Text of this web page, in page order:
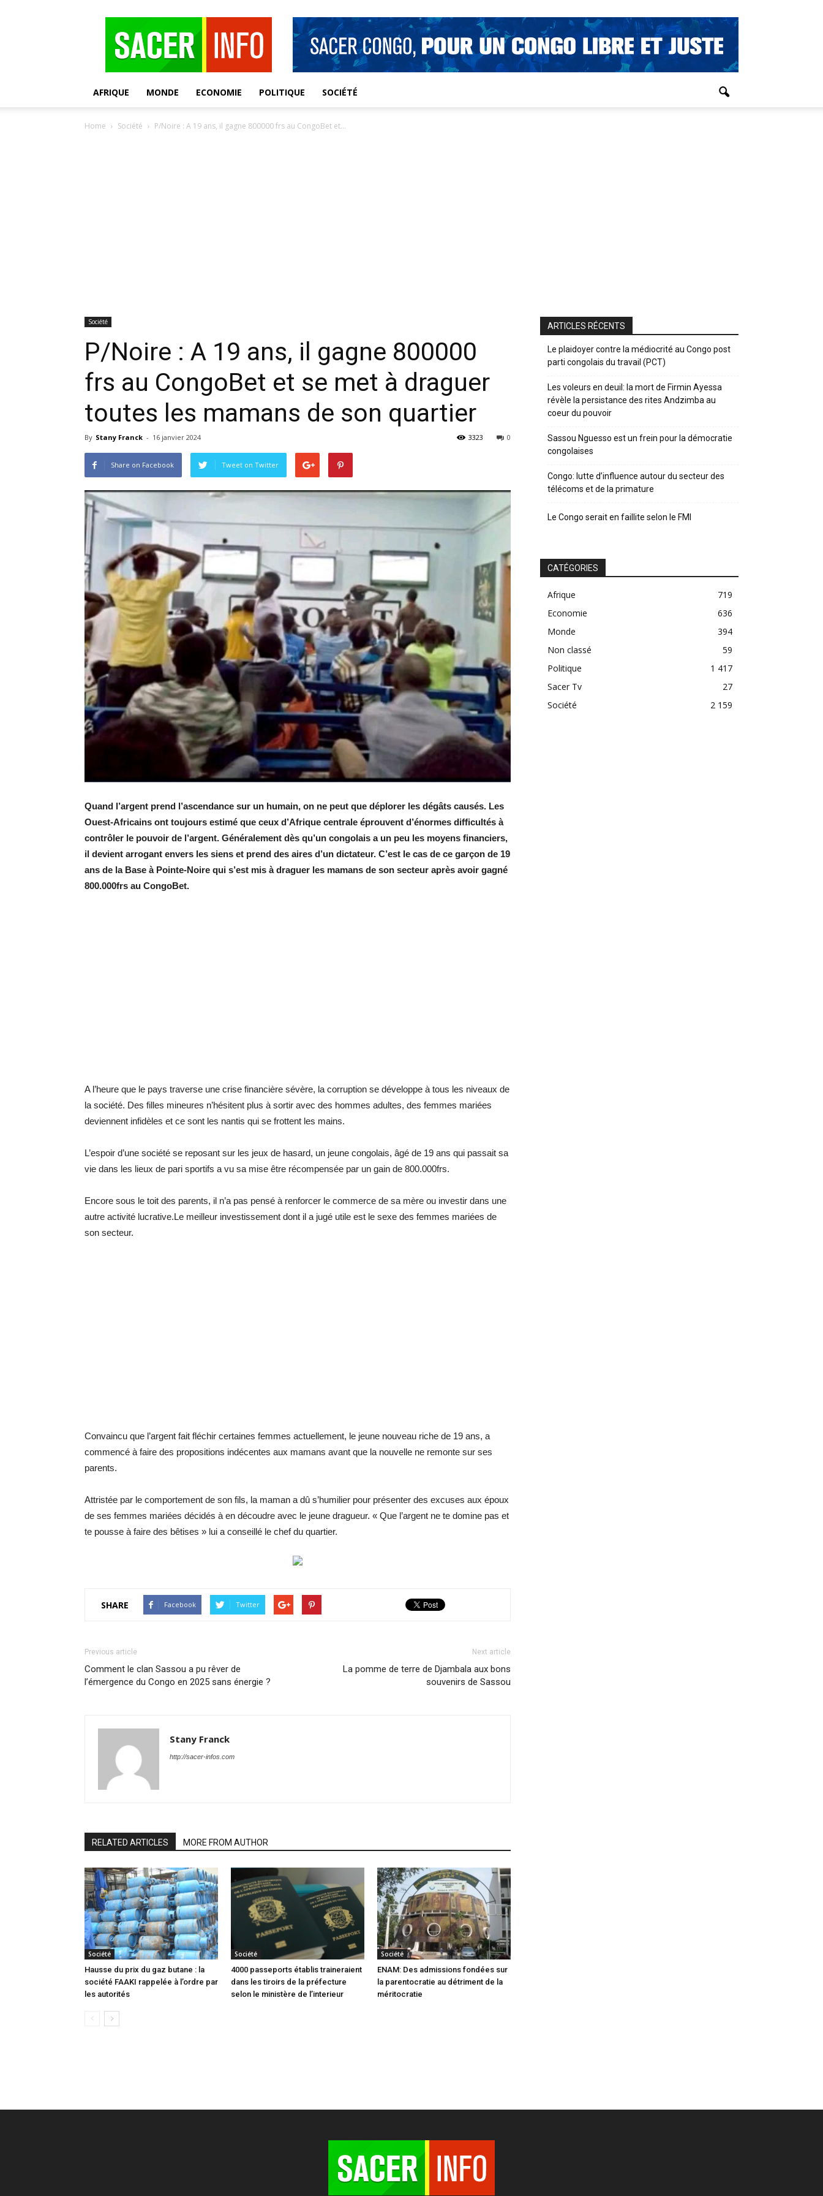
AFRIQUE MONDE ECONOMIE POLITIQUE SOCIÉTÉ
Home Société P/Noire : A 19 ans, il gagne 800000 frs au CongoBet et...
Société
P/Noire : A 19 ans, il gagne 800000
frs au CongoBet et se met à draguer
toutes les mamans de son quartier
By Stany Franck - 16 janvier 2024 0
3323
Share on Facebook Tweet on Twitter
Quand l’argent prend l’ascendance sur un humain, on ne peut que déplorer les dégâts causés. Les
Ouest-Africains ont toujours estimé que ceux d’Afrique centrale éprouvent d’énormes difficultés à
contrôler le pouvoir de l’argent. Généralement dès qu’un congolais a un peu les moyens financiers,
il devient arrogant envers les siens et prend des aires d’un dictateur. C’est le cas de ce garçon de 19
ans de la Base à Pointe-Noire qui s’est mis à draguer les mamans de son secteur après avoir gagné
800.000frs au CongoBet.
A l’heure que le pays traverse une crise financière sévère, la corruption se développe à tous les niveaux de
la société. Des filles mineures n’hésitent plus à sortir avec des hommes adultes, des femmes mariées
deviennent infidèles et ce sont les nantis qui se frottent les mains.
L’espoir d’une société se reposant sur les jeux de hasard, un jeune congolais, âgé de 19 ans qui passait sa
vie dans les lieux de pari sportifs a vu sa mise être récompensée par un gain de 800.000frs.
Encore sous le toit des parents, il n’a pas pensé à renforcer le commerce de sa mère ou investir dans une
autre activité lucrative.Le meilleur investissement dont il a jugé utile est le sexe des femmes mariées de
son secteur.
Convaincu que l’argent fait fléchir certaines femmes actuellement, le jeune nouveau riche de 19 ans, a
commencé à faire des propositions indécentes aux mamans avant que la nouvelle ne remonte sur ses
parents.
Attristée par le comportement de son fils, la maman a dû s’humilier pour présenter des excuses aux époux
de ses femmes mariées décidés à en découdre avec le jeune dragueur. « Que l’argent ne te domine pas et
te pousse à faire des bêtises » lui a conseillé le chef du quartier.
SHARE Facebook Twitter
Previous article
Comment le clan Sassou a pu rêver de
l’émergence du Congo en 2025 sans énergie ?
Next article
La pomme de terre de Djambala aux bons
souvenirs de Sassou
Stany Franck
http://sacer-infos.com
RELATED ARTICLES MORE FROM AUTHOR
Société
Hausse du prix du gaz butane : la
société FAAKI rappelée à l’ordre par
les autorités
Société
4000 passeports établis traineraient
dans les tiroirs de la préfecture
selon le ministère de l’interieur
Société
ENAM: Des admissions fondées sur
la parentocratie au détriment de la
méritocratie
ARTICLES RÉCENTS
Le plaidoyer contre la médiocrité au Congo post
parti congolais du travail (PCT)
Les voleurs en deuil: la mort de Firmin Ayessa
révèle la persistance des rites Andzimba au
coeur du pouvoir
Sassou Nguesso est un frein pour la démocratie
congolaises
Congo: lutte d’influence autour du secteur des
télécoms et de la primature
Le Congo serait en faillite selon le FMI
CATÉGORIES
Afrique
719
Economie
636
Monde
394
Non classé
59
Politique
1 417
Sacer Tv
27
Société
2 159